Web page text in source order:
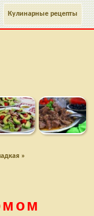
Кулинарные рецепты
»